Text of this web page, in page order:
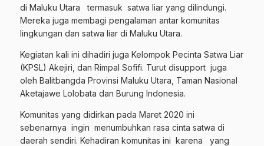
di Maluku Utara termasuk satwa liar yang dilindungi.
Mereka juga membagi pengalaman antar komunitas
lingkungan dan satwa liar di Maluku Utara.
Kegiatan kali ini dihadiri juga Kelompok Pecinta Satwa Liar
(KPSL) Akejiri, dan Rimpal Sofifi. Turut disupport juga
oleh Balitbangda Provinsi Maluku Utara, Taman Nasional
Aketajawe Lolobata dan Burung Indonesia.
Komunitas yang didirkan pada Maret 2020 ini
sebenarnya ingin menumbuhkan rasa cinta satwa di
daerah sendiri. Kehadiran komunitas ini karena yang